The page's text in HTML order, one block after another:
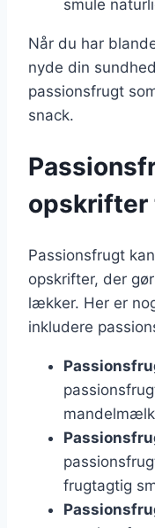
smule
Når du har
nyde din
passionsfrugt
snack.
opskrifter
Passionsfrugt
opskrifter, der
lækker. Her er
inkludere
frugtagtig